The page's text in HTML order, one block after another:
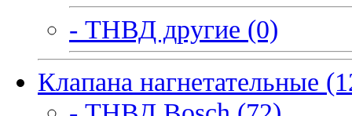
- ТНВД другие (0)
Клапана нагнетательные